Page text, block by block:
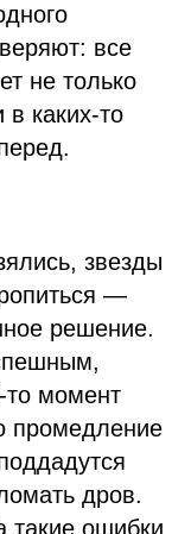
все
не только
в каких-то
звезды
—
решение.
то момент
промедление
дров.
такие ошибки